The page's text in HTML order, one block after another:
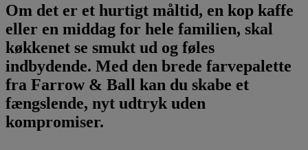
Om det er et hurtigt måltid, en kop kaffe
eller en middag for hele familien, skal
køkkenet se smukt ud og føles
indbydende. Med den brede farvepalette
fra Farrow & Ball kan du skabe et
fængslende, nyt udtryk uden
kompromiser.